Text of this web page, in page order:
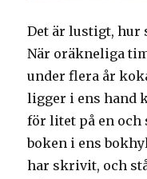
Det är lustigt, hur
När oräkneliga
under flera år
ligger i ens hand
för litet på en och
boken i ens
har skrivit, och